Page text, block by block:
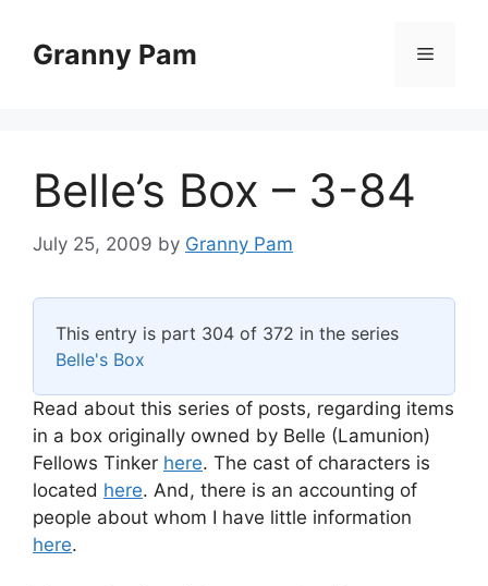
contentGranny Pam Menu
Belle’s Box – 3-84
July 25, 2009 by Granny Pam
This entry is part 304 of 372 in the series
Belle's Box
Read about this series of posts, regarding items
in a box originally owned by Belle (Lamunion)
Fellows Tinker here. The cast of characters is
located here. And, there is an accounting of
people about whom I have little information
here.